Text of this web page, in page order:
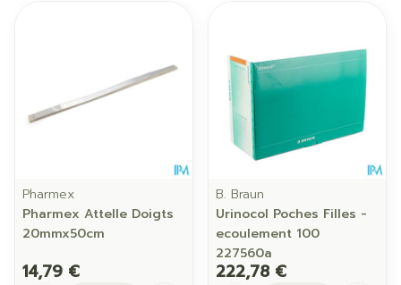
Pharmex
Pharmex Attelle Doigts
20mmx50cm
14,79 €
B. Braun
Urinocol Poches Filles -
ecoulement 100
227560a
222,78 €